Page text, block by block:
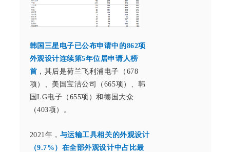
韩国三星电子已公布申请中的862项
外观设计连续第5年位居申请人榜
首 ，其后是荷兰飞利浦电子（678
项）、美国宝洁公司（665项）、韩
国LG电子（655项）和德国大众
（403项）。
2021年， 与运输工具相关的外观设计
（9.7%）在全部外观设计中占比最